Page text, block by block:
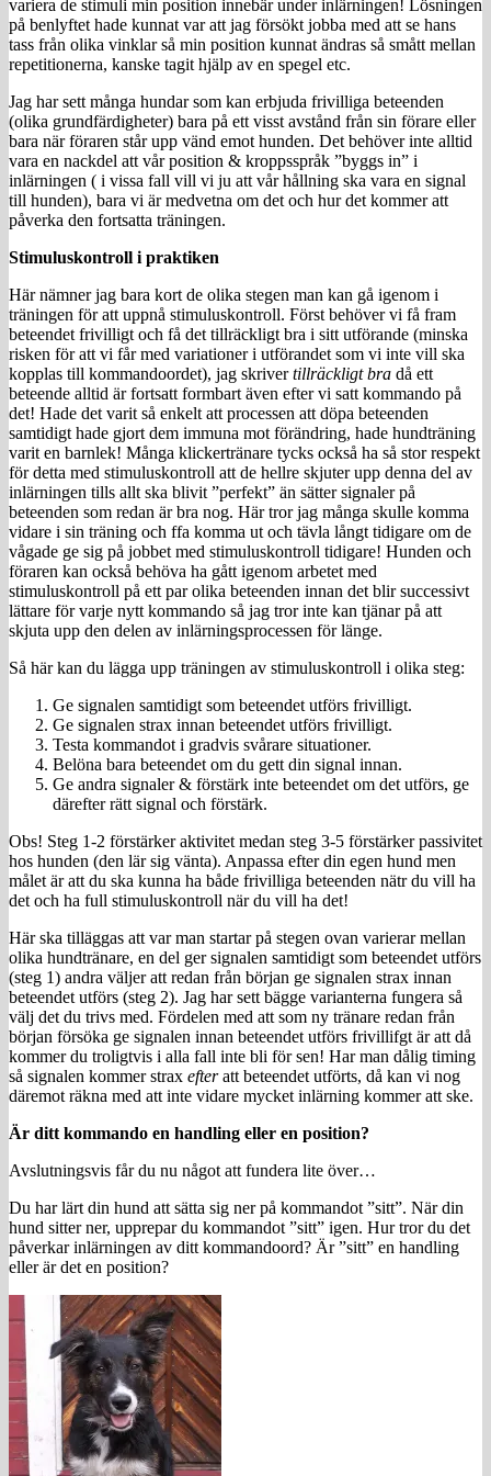
variera de stimuli min position innebär under inlärningen! Lösningen
på benlyftet hade kunnat var att jag försökt jobba med att se hans
tass från olika vinklar så min position kunnat ändras så smått mellan
repetitionerna, kanske tagit hjälp av en spegel etc.
Jag har sett många hundar som kan erbjuda frivilliga beteenden
(olika grundfärdigheter) bara på ett visst avstånd från sin förare eller
bara när föraren står upp vänd emot hunden. Det behöver inte alltid
vara en nackdel att vår position & kroppsspråk ”byggs in” i
inlärningen ( i vissa fall vill vi ju att vår hållning ska vara en signal
till hunden), bara vi är medvetna om det och hur det kommer att
påverka den fortsatta träningen.
Stimuluskontroll i praktiken
Här nämner jag bara kort de olika stegen man kan gå igenom i
träningen för att uppnå stimuluskontroll. Först behöver vi få fram
beteendet frivilligt och få det tillräckligt bra i sitt utförande (minska
risken för att vi får med variationer i utförandet som vi inte vill ska
kopplas till kommandoordet), jag skrivertillräckligt bra då ett
beteende alltid är fortsatt formbart även efter vi satt kommando på
det! Hade det varit så enkelt att processen att döpa beteenden
samtidigt hade gjort dem immuna mot förändring, hade hundträning
varit en barnlek! Många klickertränare tycks också ha så stor respekt
för detta med stimuluskontroll att de hellre skjuter upp denna del av
inlärningen tills allt ska blivit ”perfekt” än sätter signaler på
beteenden som redan är bra nog. Här tror jag många skulle komma
vidare i sin träning och ffa komma ut och tävla långt tidigare om de
vågade ge sig på jobbet med stimuluskontroll tidigare! Hunden och
föraren kan också behöva ha gått igenom arbetet med
stimuluskontroll på ett par olika beteenden innan det blir successivt
lättare för varje nytt kommando så jag tror inte kan tjänar på att
skjuta upp den delen av inlärningsprocessen för länge.
Så här kan du lägga upp träningen av stimuluskontroll i olika steg:
Ge signalen samtidigt som beteendet utförs frivilligt.
Ge signalen strax innan beteendet utförs frivilligt.
Testa kommandot i gradvis svårare situationer.
Belöna bara beteendet om du gett din signal innan.
Ge andra signaler & förstärk inte beteendet om det utförs, ge
därefter rätt signal och förstärk.
Obs! Steg 1-2 förstärker aktivitet medan steg 3-5 förstärker passivitet
hos hunden (den lär sig vänta). Anpassa efter din egen hund men
målet är att du ska kunna ha både frivilliga beteenden nätr du vill ha
det och ha full stimuluskontroll när du vill ha det!
Här ska tilläggas att var man startar på stegen ovan varierar mellan
olika hundtränare, en del ger signalen samtidigt som beteendet utförs
(steg 1) andra väljer att redan från början ge signalen strax innan
beteendet utförs (steg 2). Jag har sett bägge varianterna fungera så
välj det du trivs med. Fördelen med att som ny tränare redan från
början försöka ge signalen innan beteendet utförs frivillifgt är att då
kommer du troligtvis i alla fall inte bli för sen! Har man dålig timing
så signalen kommer strax efteratt beteendet utförts, då kan vi nog
däremot räkna med att inte vidare mycket inlärning kommer att ske.
Är ditt kommando en handling eller en position?
Avslutningsvis får du nu något att fundera lite över…
Du har lärt din hund att sätta sig ner på kommandot ”sitt”. När din
hund sitter ner, upprepar du kommandot ”sitt” igen. Hur tror du det
påverkar inlärningen av ditt kommandoord? Är ”sitt” en handling
eller är det en position?